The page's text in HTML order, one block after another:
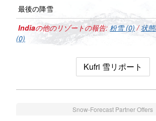
最後の降雪
Indiaの他のリゾートの報告: 粉雪 (0) /状
(0)
Kufri 雪リポート
Snow-Forecast Partner Offers